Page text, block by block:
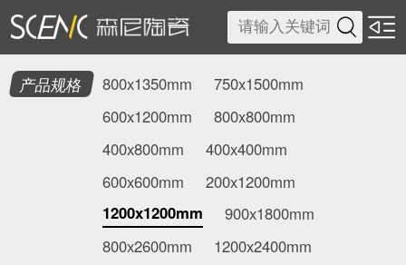

产品规格 800x1350mm
750x1500mm
600x1200mm
800x800mm
400x800mm
400x400mm
600x600mm
200x1200mm
1200x1200mm
900x1800mm
800x2600mm
1200x2400mm